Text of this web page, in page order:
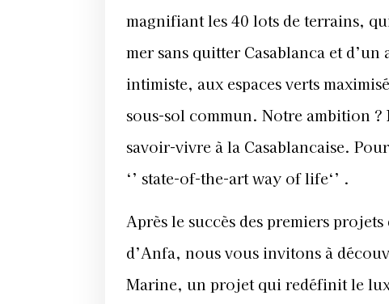
magnifiant les 40 lots de terrains,
mer sans quitter Casablanca et
intimiste, aux espaces verts
sous-sol commun. Notre ambition ?
savoir-vivre à la Casablancaise.
‘’ state-of-the-art way of life‘’ .
Après le succès des premiers
d’Anfa, nous vous invitons à
Marine, un projet qui redéfinit le